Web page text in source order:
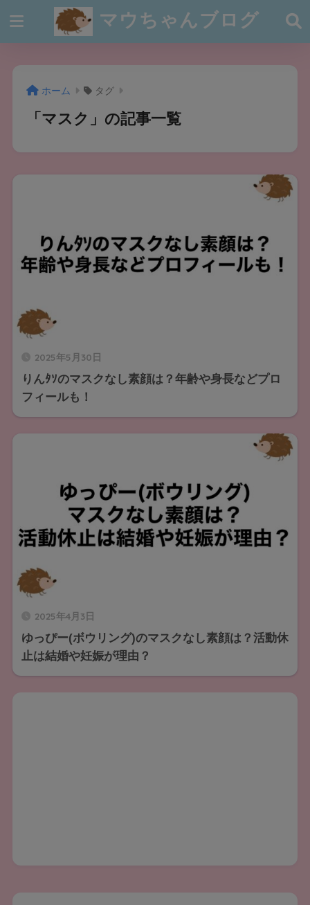
マウちゃんブログ
ホーム タグ
「マスク」の記事一覧
2025年5月30日
りんﾀｿのマスクなし素顔は？年齢や身長などプロ
フィールも！
2025年4月3日
ゆっぴー(ボウリング)のマスクなし素顔は？活動休
止は結婚や妊娠が理由？